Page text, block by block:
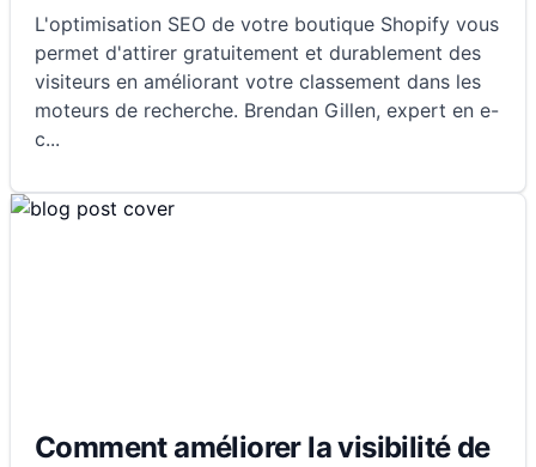
L'optimisation SEO de votre boutique Shopify vous
permet d'attirer gratuitement et durablement des
visiteurs en améliorant votre classement dans les
moteurs de recherche. Brendan Gillen, expert en e-
c...
Comment améliorer la visibilité de